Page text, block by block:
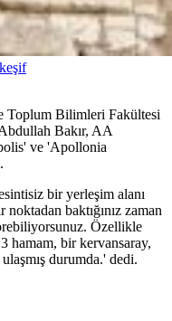
Toplum Bilimleri Fakültesi
Bakır, AA
ve 'Apollonia
bir yerleşim alanı
baktığınız zaman
Özellikle
hamam, bir kervansaray,
durumda.' dedi.